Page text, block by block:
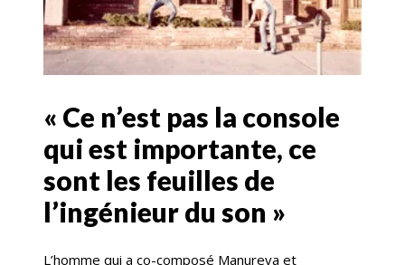
« Ce n’est pas la console
qui est importante, ce
sont les feuilles de
l’ingénieur du son »
L’homme qui a co-composé Manureva et